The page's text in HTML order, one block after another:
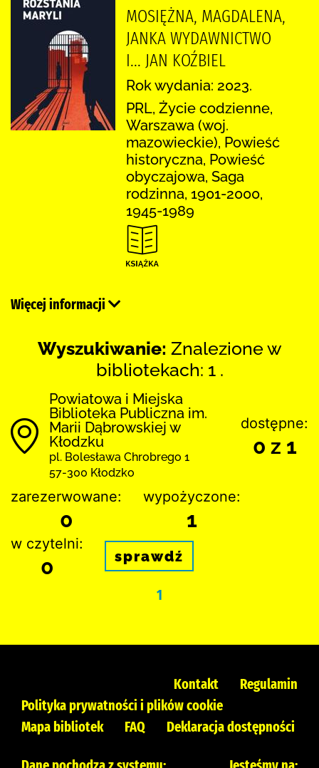
MOSIĘŻNA, MAGDALENA,
JANKA WYDAWNICTWO
I... JAN KOŹBIEL
Rok wydania: 2023.
PRL, Życie codzienne,
Warszawa (woj.
mazowieckie), Powieść
historyczna, Powieść
obyczajowa, Saga
rodzinna, 1901-2000,
1945-1989
Więcej informacji
Wyszukiwanie: Znalezione w
bibliotekach: 1 .
Powiatowa i Miejska
Biblioteka Publiczna im.
Marii Dąbrowskiej w
Kłodzku
pl. Bolesława Chrobrego 1
57-300 Kłodzko
dostępne:
0 z 1
zarezerwowane:
0
wypożyczone:
1
w czytelni:
0 sprawdź
1
Kontakt
Regulamin
Polityka prywatności i plików cookie
Mapa bibliotek
FAQ Deklaracja dostępności